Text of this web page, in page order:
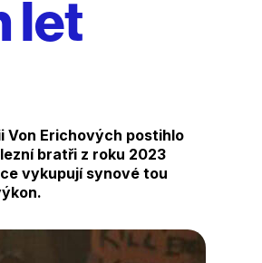
let
Von Erichových postihlo
bratři z roku 2023
vykupují synové tou